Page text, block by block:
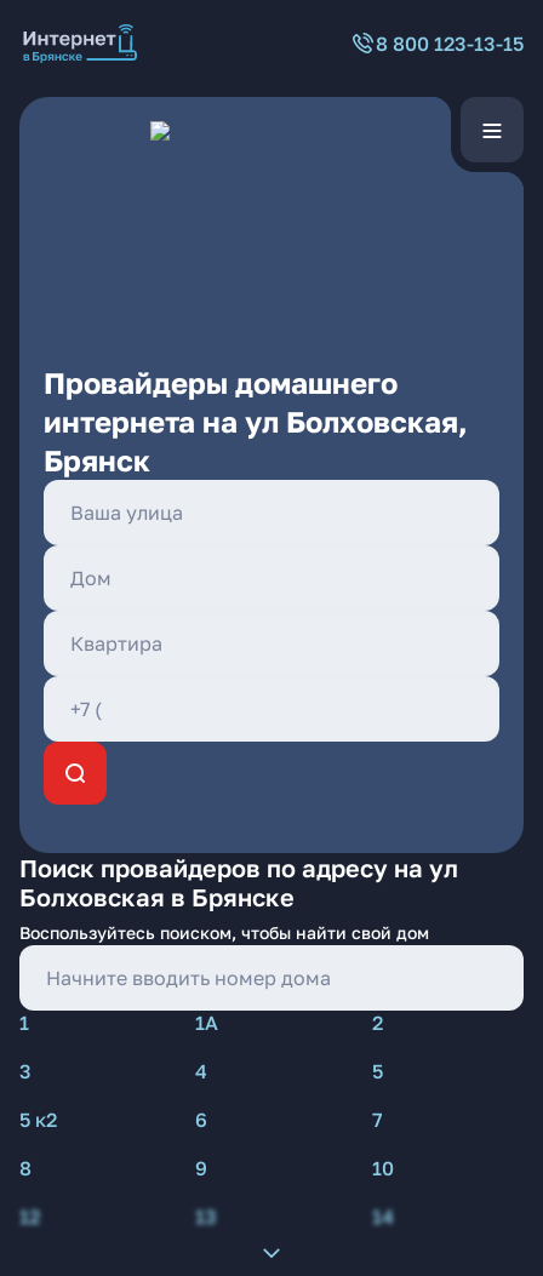
8 800 123-13-15
Провайдеры домашнего
интернета на ул Болховская,
Брянск
Поиск провайдеров по адресу на ул
Болховская в Брянске
Воспользуйтесь поиском, чтобы найти свой дом
1 1А
2
3
4
5
5 к2
6
7
8
9
10
12
13 14